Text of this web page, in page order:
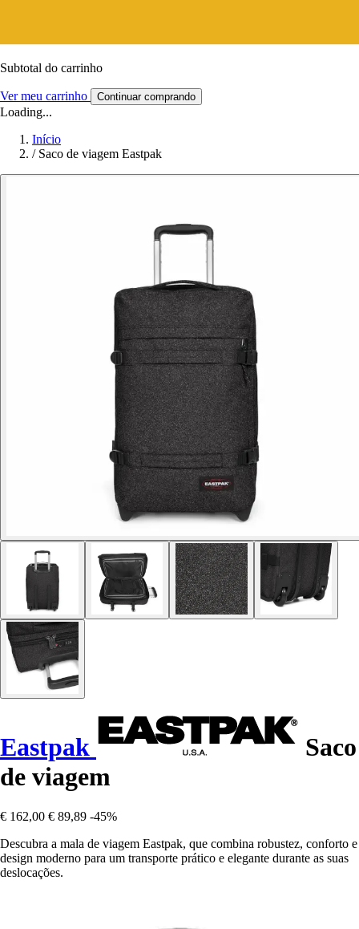
Subtotal do carrinho
Ver meu carrinho Continuar comprando
Loading...
Início
/ Saco de viagem Eastpak
Eastpak
Saco
de viagem
€ 162,00 € 89,89 -45%
Descubra a mala de viagem Eastpak, que combina robustez, conforto e
design moderno para um transporte prático e elegante durante as suas
deslocações.